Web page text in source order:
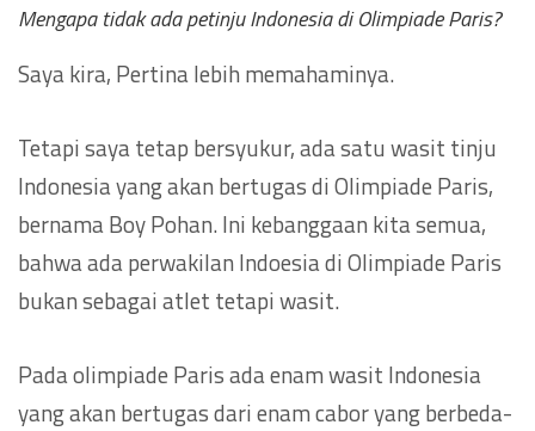
Mengapa tidak ada petinju Indonesia di Olimpiade Paris?
Saya kira, Pertina lebih memahaminya.
Tetapi saya tetap bersyukur, ada satu wasit tinju
Indonesia yang akan bertugas di Olimpiade Paris,
bernama Boy Pohan. Ini kebanggaan kita semua,
bahwa ada perwakilan Indoesia di Olimpiade Paris
bukan sebagai atlet tetapi wasit.
Pada olimpiade Paris ada enam wasit Indonesia
yang akan bertugas dari enam cabor yang berbeda-